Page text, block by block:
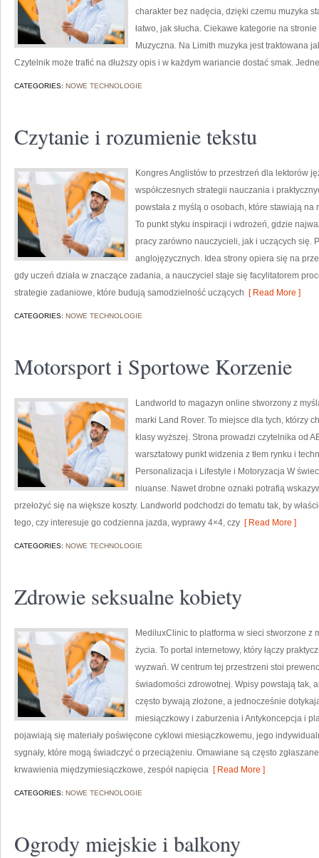
charakter bez nadęcia, dzięki czemu muzyka
łatwo, jak słucha. Ciekawe kategorie na
Muzyczna. Na Limith muzyka jest traktowana
Czytelnik może trafić na dłuższy opis i w każdym wariancie dostać smak.
CATEGORIES: NOWE TECHNOLOGIE
Czytanie i rozumienie tekstu
Kongres Anglistów to przestrzeń dla lektorów
współczesnych strategii nauczania i
powstała z myślą o osobach, które stawiają
To punkt styku inspiracji i wdrożeń, gdzie
pracy zarówno nauczycieli, jak i uczących się.
anglojęzycznych. Idea strony opiera się na
gdy uczeń działa w znaczące zadania, a nauczyciel staje się facylitatorem
strategie zadaniowe, które budują samodzielność uczących [ Read More ]
CATEGORIES: NOWE TECHNOLOGIE
Motorsport i Sportowe Korzenie
Landworld to magazyn online stworzony z
marki Land Rover. To miejsce dla tych, którzy
klasy wyższej. Strona prowadzi czytelnika od
warsztatowy punkt widzenia z tłem rynku i
Personalizacja i Lifestyle i Motoryzacja W
niuanse. Nawet drobne oznaki potrafią
przełożyć się na większe koszty. Landworld podchodzi do tematu tak, by
tego, czy interesuje go codzienna jazda, wyprawy 4×4, czy [ Read More ]
CATEGORIES: NOWE TECHNOLOGIE
Zdrowie seksualne kobiety
MediluxClinic to platforma w sieci stworzone z
życia. To portal internetowy, który łączy
wyzwań. W centrum tej przestrzeni stoi
świadomości zdrowotnej. Wpisy powstają tak,
często bywają złożone, a jednocześnie
miesiączkowy i zaburzenia i Antykoncepcja i
pojawiają się materiały poświęcone cyklowi miesiączkowemu, jego
sygnały, które mogą świadczyć o przeciążeniu. Omawiane są często
krwawienia międzymiesiączkowe, zespół napięcia [ Read More ]
CATEGORIES: NOWE TECHNOLOGIE
Ogrody miejskie i balkony